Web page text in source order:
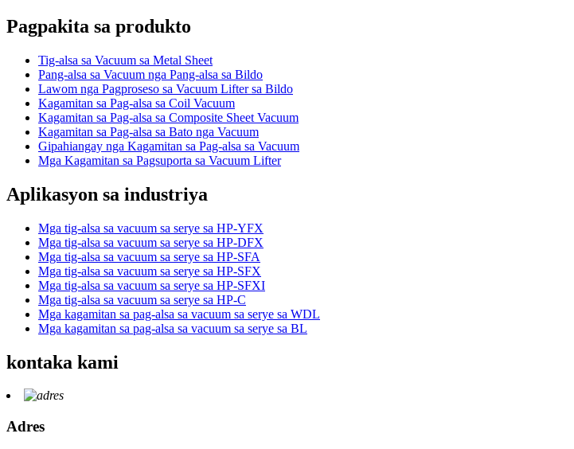
Pagpakita sa produkto
Tig-alsa sa Vacuum sa Metal Sheet
Pang-alsa sa Vacuum nga Pang-alsa sa Bildo
Lawom nga Pagproseso sa Vacuum Lifter sa Bildo
Kagamitan sa Pag-alsa sa Coil Vacuum
Kagamitan sa Pag-alsa sa Composite Sheet Vacuum
Kagamitan sa Pag-alsa sa Bato nga Vacuum
Gipahiangay nga Kagamitan sa Pag-alsa sa Vacuum
Mga Kagamitan sa Pagsuporta sa Vacuum Lifter
Aplikasyon sa industriya
Mga tig-alsa sa vacuum sa serye sa HP-YFX
Mga tig-alsa sa vacuum sa serye sa HP-DFX
Mga tig-alsa sa vacuum sa serye sa HP-SFA
Mga tig-alsa sa vacuum sa serye sa HP-SFX
Mga tig-alsa sa vacuum sa serye sa HP-SFXI
Mga tig-alsa sa vacuum sa serye sa HP-C
Mga kagamitan sa pag-alsa sa vacuum sa serye sa WDL
Mga kagamitan sa pag-alsa sa vacuum sa serye sa BL
kontaka kami
Adres